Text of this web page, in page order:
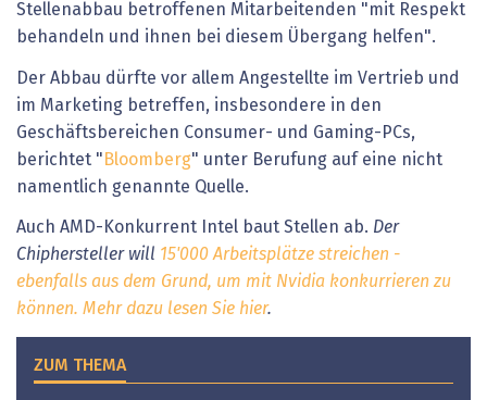
Stellenabbau betroffenen Mitarbeitenden "mit Respekt
behandeln und ihnen bei diesem Übergang helfen".
Der Abbau dürfte vor allem Angestellte im Vertrieb und
im Marketing betreffen, insbesondere in den
Geschäftsbereichen Consumer- und Gaming-PCs,
berichtet " Bloomberg" unter Berufung auf eine nicht
namentlich genannte Quelle.
Auch AMD-Konkurrent Intel baut Stellen ab. Der
Chiphersteller will 15'000 Arbeitsplätze streichen -
ebenfalls aus dem Grund, um mit Nvidia konkurrieren zu
können. Mehr dazu lesen Sie hier.
ZUM THEMA